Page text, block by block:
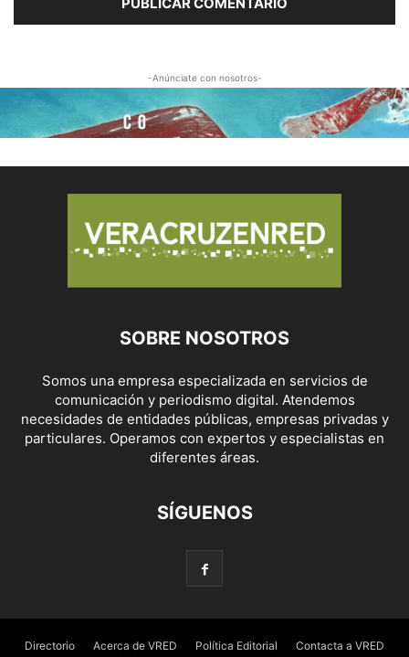
-Anúnciate con nosotros-
SOBRE NOSOTROS
Somos una empresa especializada en servicios de
comunicación y periodismo digital. Atendemos
necesidades de entidades públicas, empresas privadas y
particulares. Operamos con expertos y especialistas en
diferentes áreas.
SÍGUENOS
Directorio Acerca de VRED Política Editorial Contacta a VRED